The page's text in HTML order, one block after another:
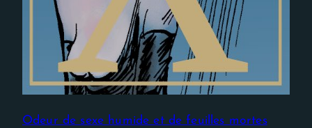
Odeur de sexe humide et de feuilles mortes